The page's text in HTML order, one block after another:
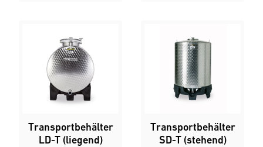
Transportbehälter
LD-T (liegend)
Transportbehälter
SD-T (stehend)